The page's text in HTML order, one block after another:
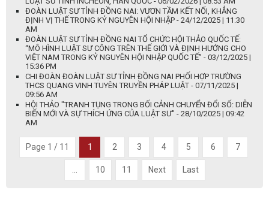
ĐOÀN LUẬT SƯ TỈNH ĐỒNG NAI: VƯƠN TẦM KẾT NỐI, KHẲNG
ĐỊNH VỊ THẾ TRONG KỶ NGUYÊN HỘI NHẬP - 24/12/2025 | 11:30
AM
ĐOÀN LUẬT SƯ TỈNH ĐỒNG NAI TỔ CHỨC HỘI THẢO QUỐC TẾ:
“MÔ HÌNH LUẬT SƯ CÔNG TRÊN THẾ GIỚI VÀ ĐỊNH HƯỚNG CHO
VIỆT NAM TRONG KỶ NGUYÊN HỘI NHẬP QUỐC TẾ” - 03/12/2025 |
15:36 PM
CHI ĐOÀN ĐOÀN LUẬT SƯ TỈNH ĐỒNG NAI PHỐI HỢP TRƯỜNG
THCS QUANG VINH TUYÊN TRUYỀN PHÁP LUẬT - 07/11/2025 |
09:56 AM
HỘI THẢO "TRANH TỤNG TRONG BỐI CẢNH CHUYỂN ĐỔI SỐ: DIỄN
BIẾN MỚI VÀ SỰ THÍCH ỨNG CỦA LUẬT SƯ" - 28/10/2025 | 09:42
AM
Page 1 / 11 1 2 3 4 5 6 7
10 11 Next Last